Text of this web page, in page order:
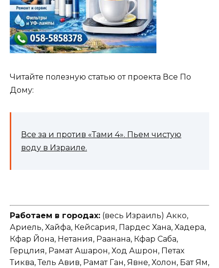
Читайте полезную статью от проекта Все По
Дому:
Все за и против «Тами 4». Пьем чистую
воду в Израиле.
Работаем в городах: (весь Израиль) Акко,
Ариель, Хайфа, Кейсария, Пардес Хана, Хадера,
Кфар Йона, Нетания, Раанана, Кфар Саба,
Герцлия, Рамат Ашарон, Ход Ашрон, Петах
Тиква, Тель Авив, Рамат Ган, Явне, Холон, Бат Ям,